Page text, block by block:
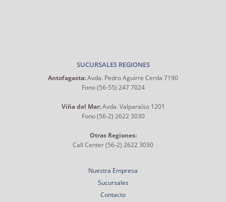
SUCURSALES REGIONES
Antofagasta:Avda. Pedro Aguirre Cerda 7190
Fono (56-55) 247 7024
Viña del Mar:Avda. Valparaíso 1201
Fono (56-2) 2622 3030
Otras Regiones:
Call Center (56-2) 2622 3030
Nuestra Empresa
Sucursales
Contacto